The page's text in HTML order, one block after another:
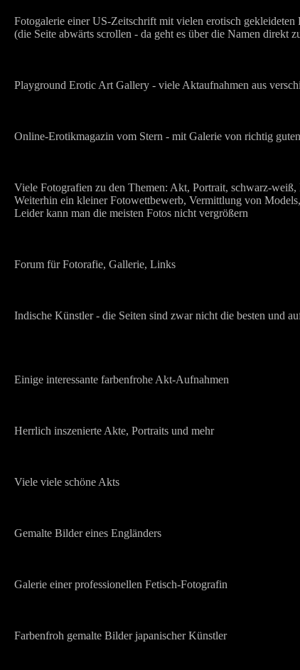
Fotogalerie einer US-Zeitschrift mit vielen erotisch gekleideten
(die Seite abwärts scrollen - da geht es über die Namen direkt
Playground Erotic Art Gallery - viele Aktaufnahmen aus
Online-Erotikmagazin vom Stern - mit Galerie von richtig
Viele Fotografien zu den Themen: Akt, Portrait, schwarz-
Weiterhin ein kleiner Fotowettbewerb, Vermittlung von
Leider kann man die meisten Fotos nicht vergrößern
Forum für Fotorafie, Gallerie, Links
Indische Künstler - die Seiten sind zwar nicht die besten und
Einige interessante farbenfrohe Akt-Aufnahmen
Herrlich inszenierte Akte, Portraits und mehr
Viele viele schöne Akts
Gemalte Bilder eines Engländers
Galerie einer professionellen Fetisch-Fotografin
Farbenfroh gemalte Bilder japanischer Künstler